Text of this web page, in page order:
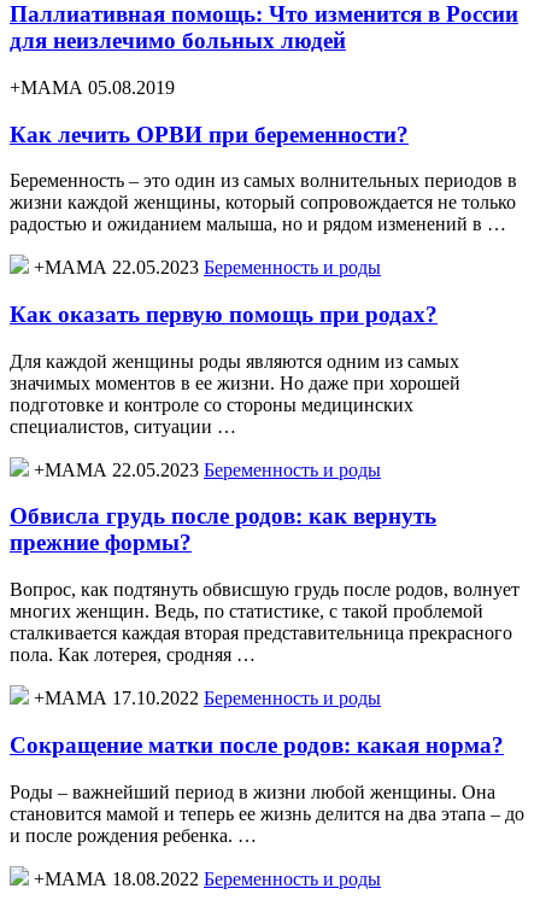
Паллиативная помощь: Что изменится в России
для неизлечимо больных людей
+МАМА 05.08.2019
Как лечить ОРВИ при беременности?
Беременность – это один из самых волнительных периодов в
жизни каждой женщины, который сопровождается не только
радостью и ожиданием малыша, но и рядом изменений в …
+МАМА 22.05.2023 Беременность и роды
Как оказать первую помощь при родах?
Для каждой женщины роды являются одним из самых
значимых моментов в ее жизни. Но даже при хорошей
подготовке и контроле со стороны медицинских
специалистов, ситуации …
+МАМА 22.05.2023 Беременность и роды
Обвисла грудь после родов: как вернуть
прежние формы?
Вопрос, как подтянуть обвисшую грудь после родов, волнует
многих женщин. Ведь, по статистике, с такой проблемой
сталкивается каждая вторая представительница прекрасного
пола. Как лотерея, сродняя …
+МАМА 17.10.2022 Беременность и роды
Сокращение матки после родов: какая норма?
Роды – важнейший период в жизни любой женщины. Она
становится мамой и теперь ее жизнь делится на два этапа – до
и после рождения ребенка. …
+МАМА 18.08.2022 Беременность и роды